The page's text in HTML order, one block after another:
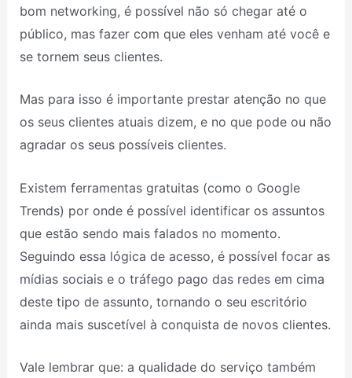
bom networking, é possível não só chegar até o
público, mas fazer com que eles venham até você e
se tornem seus clientes.
Mas para isso é importante prestar atenção no que
os seus clientes atuais dizem, e no que pode ou não
agradar os seus possíveis clientes.
Existem ferramentas gratuitas (como o Google
Trends) por onde é possível identificar os assuntos
que estão sendo mais falados no momento.
Seguindo essa lógica de acesso, é possível focar as
mídias sociais e o tráfego pago das redes em cima
deste tipo de assunto, tornando o seu escritório
ainda mais suscetível à conquista de novos clientes.
Vale lembrar que: a qualidade do serviço também